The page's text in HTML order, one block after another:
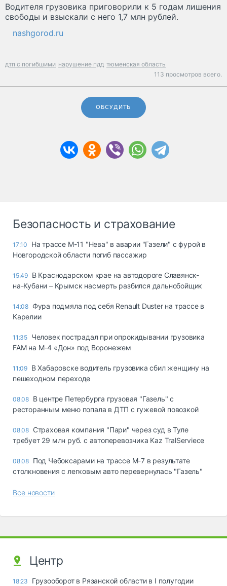
Водителя грузовика приговорили к 5 годам лишения
свободы и взыскали с него 1,7 млн рублей.
nashgorod.ru
дтп с погибшими нарушение пдд тюменская область
113 просмотров всего.
ОБСУДИТЬ
Безопасность и страхование
17:10
На трассе М-11 "Нева" в аварии "Газели" с фурой в
Новгородской области погиб пассажир
15:49 В Краснодарском крае на автодороге Славянск-
на-Кубани – Крымск насмерть разбился дальнобойщик
14:08 Фура подмяла под себя Renault Duster на трассе в
Карелии
11:35 Человек пострадал при опрокидывании грузовика
FAM на М-4 «Дон» под Воронежем
11:09 В Хабаровске водитель грузовика сбил женщину на
пешеходном переходе
08.08 В центре Петербурга грузовая "Газель" с
ресторанным меню попала в ДТП с гужевой повозкой
08.08 Страховая компания "Пари" через суд в Туле
требует 29 млн руб. с автоперевозчика Kaz TralServiece
08.08 Под Чебоксарами на трассе М-7 в результате
столкновения с легковым авто перевернулась "Газель"
Все новости
Центр
18:23
Грузооборот в Рязанской области в I полугодии